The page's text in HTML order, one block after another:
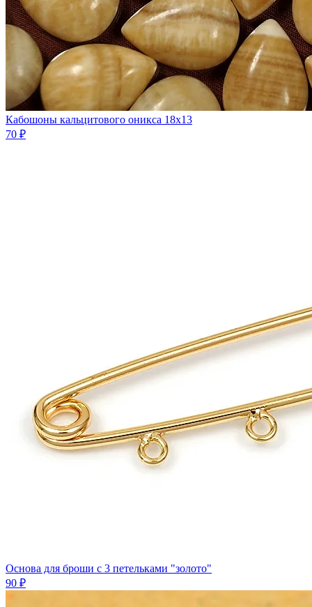
Кабошоны кальцитового оникса 18х13
70 ₽
Основа для броши с 3 петельками "золото"
90 ₽